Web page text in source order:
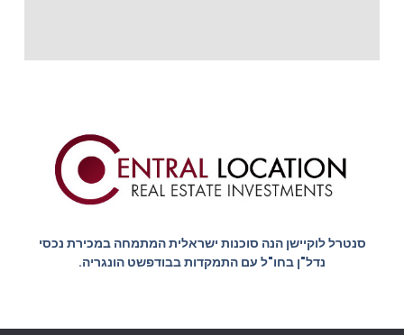
סנטרל לוקיישן הנה סוכנות ישראלית המתמחה במכירת נכסי
נדל"ן בחו"ל עם התמקדות בבודפשט הונגריה.